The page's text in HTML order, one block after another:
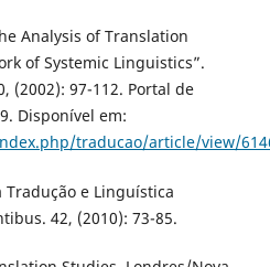
Analysis of Translation
of Systemic Linguistics”.
(2002): 97-112. Portal de
Disponível em:
traducao/article/view/
Tradução e Linguística
42, (2010): 73-85.